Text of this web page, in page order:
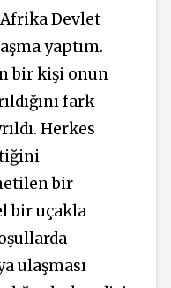
Devlet
yaptım.
bir kişi onun
fark
Herkes
bir
bir uçakla
ulaşması